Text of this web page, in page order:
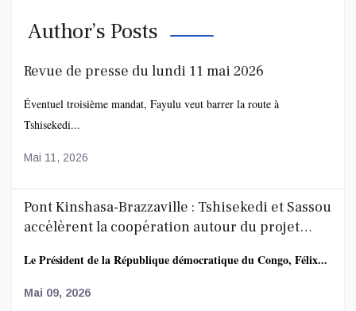
Author’s Posts
Revue de presse du lundi 11 mai 2026
Éventuel troisième mandat, Fayulu veut barrer la route à
Tshisekedi...
Mai 11, 2026
Pont Kinshasa-Brazzaville : Tshisekedi et Sassou
accélèrent la coopération autour du projet
Le Président de la République démocratique du Congo, Félix...
Mai 09, 2026